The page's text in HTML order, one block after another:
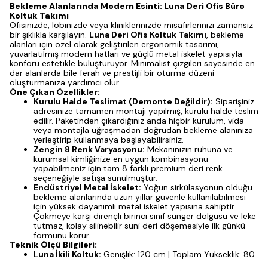
Bekleme Alanlarında Modern Esinti: Luna Deri Ofis Büro
Koltuk Takımı
Ofisinizde, lobinizde veya kliniklerinizde misafirlerinizi zamansız
bir şıklıkla karşılayın. Luna Deri Ofis Koltuk Takımı, bekleme
alanları için özel olarak geliştirilen ergonomik tasarımı,
yuvarlatılmış modern hatları ve güçlü metal iskelet yapısıyla
konforu estetikle buluşturuyor. Minimalist çizgileri sayesinde en
dar alanlarda bile ferah ve prestijli bir oturma düzeni
oluşturmanıza yardımcı olur.
Öne Çıkan Özellikler:
Kurulu Halde Teslimat (Demonte Değildir): Siparişiniz
adresinize tamamen montajı yapılmış, kurulu halde teslim
edilir. Paketinden çıkardığınız anda hiçbir kurulum, vida
veya montajla uğraşmadan doğrudan bekleme alanınıza
yerleştirip kullanmaya başlayabilirsiniz.
Zengin 8 Renk Varyasyonu: Mekanınızın ruhuna ve
kurumsal kimliğinize en uygun kombinasyonu
yapabilmeniz için tam 8 farklı premium deri renk
seçeneğiyle satışa sunulmuştur.
Endüstriyel Metal İskelet: Yoğun sirkülasyonun olduğu
bekleme alanlarında uzun yıllar güvenle kullanılabilmesi
için yüksek dayanımlı metal iskelet yapısına sahiptir.
Çökmeye karşı dirençli birinci sınıf sünger dolgusu ve leke
tutmaz, kolay silinebilir suni deri döşemesiyle ilk günkü
formunu korur.
Teknik Ölçü Bilgileri:
Luna İkili Koltuk: Genişlik: 120 cm | Toplam Yükseklik: 80